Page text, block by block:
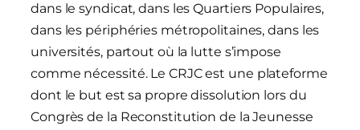
dans le syndicat, dans les Quartiers Populaires,
dans les périphéries métropolitaines, dans les
universités, partout où la lutte s’impose
comme nécessité. Le CRJC est une plateforme
dont le but est sa propre dissolution lors du
Congrès de la Reconstitution de la Jeunesse